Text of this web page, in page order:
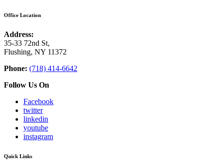
Office Location
Address:
35-33 72nd St,
Flushing, NY 11372
Phone: (718) 414-6642
Follow Us On
Facebook
twitter
linkedin
youtube
instagram
Quick Links